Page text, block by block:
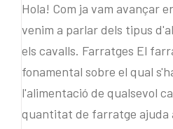
Hola! Com ja vam avançar
venim a parlar dels tipus
els cavalls. Farratges El
fonamental sobre el qual
l'alimentació de qualsevol
quantitat de farratge ajuda